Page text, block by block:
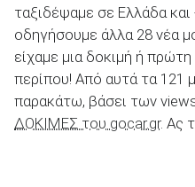
Καινούρια
ταξιδέψαμε σε Ελλάδα και
οδηγήσουμε άλλα 28 νέα
είχαμε μια δοκιμή ή
περίπου! Από αυτά τα 121
παρακάτω, βάσει των
ΔΟΚΙΜΕΣ του gocar.gr. Ας